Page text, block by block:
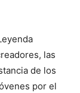
las
de los
por el